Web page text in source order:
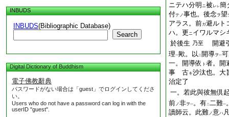
INBUDS
INBUDS(Bibliographic Database)
Search
Digital Dictionary of Buddhism
電子佛教辭典
パスワードがない場合は「guest」でログインしてくださ
い。
Users who do not have a password can log in with the
userID "guest".
ニテハ分明 ニ被 レ レ簡
付テノ事也。後念ヲ望
アラス。前ガ避ルト
ハ。更ニイワルマシ
於後生 乃至
開避
理一歟。以 二 開導ヲ一可
一。開導依 ト 者。開
事 古キ沙汰也。大
治定了
一。若此與彼無倶
前ノ非ヲ一。有二二難一
讀師云。此難ノ意ハ